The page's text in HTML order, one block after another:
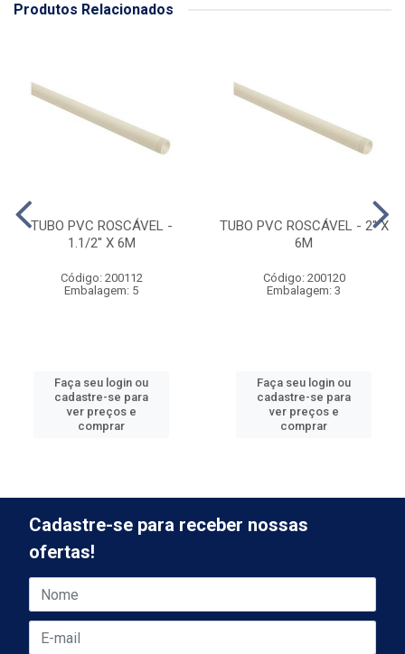
Produtos Relacionados
TUBO PVC ROSCÁVEL -
1.1/2'' X 6M
Código: 200112
Embalagem: 5
Faça seu login ou
cadastre-se para
ver preços e
comprar
TUBO PVC ROSCÁVEL - 2'' X
6M
Código: 200120
Embalagem: 3
Faça seu login ou
cadastre-se para
ver preços e
comprar
Cadastre-se para receber nossas
ofertas!